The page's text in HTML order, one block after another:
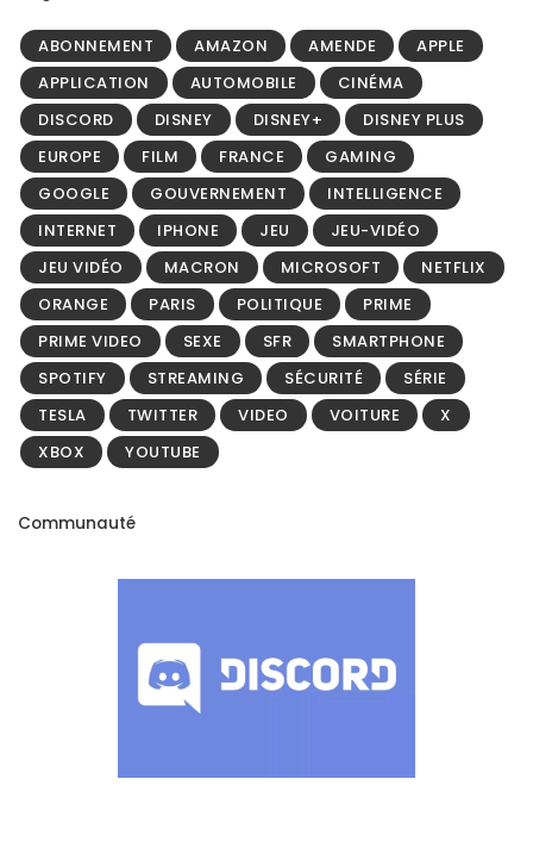
ABONNEMENT AMAZON AMENDE
APPLE
APPLICATION
AUTOMOBILE
CINÉMA
DISCORD
DISNEY DISNEY+
DISNEY PLUS
EUROPE
FILM FRANCE
GAMING
GOOGLE
GOUVERNEMENT
INTELLIGENCE
INTERNET
IPHONE JEU
JEU-VIDÉO
JEU VIDÉO
MACRON MICROSOFT
NETFLIX
ORANGE
PARIS POLITIQUE
PRIME
PRIME VIDEO
SEXE SFR
SMARTPHONE
SPOTIFY
STREAMING SÉCURITÉ
SÉRIE
TESLA
TWITTER VIDEO VOITURE
X
XBOX
YOUTUBE
Communauté